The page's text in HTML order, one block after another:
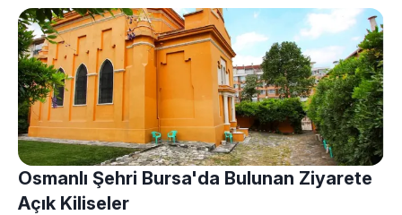
Osmanlı Şehri Bursa'da Bulunan Ziyarete
Açık Kiliseler